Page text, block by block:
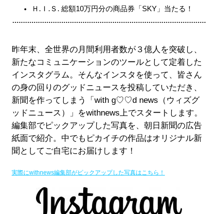
Ｈ.Ｉ.Ｓ. 総額10万円分の商品券「SKY」当たる！
昨年末、全世界の月間利用者数が３億人を突破し、
新たなコミュニケーションのツールとして定着した
インスタグラム。そんなインスタを使って、皆さん
の身の回りのグッドニュースを投稿していただき、
新聞を作ってしまう「with g♡♡d news（ウィズグ
ッドニュース）」をwithnews上でスタートします。
編集部でピックアップした写真を、朝日新聞の広告
紙面で紹介。中でもピカイチの作品はオリジナル新
聞としてご自宅にお届けします！
実際にwithnews編集部がピックアップした写真はこちら！